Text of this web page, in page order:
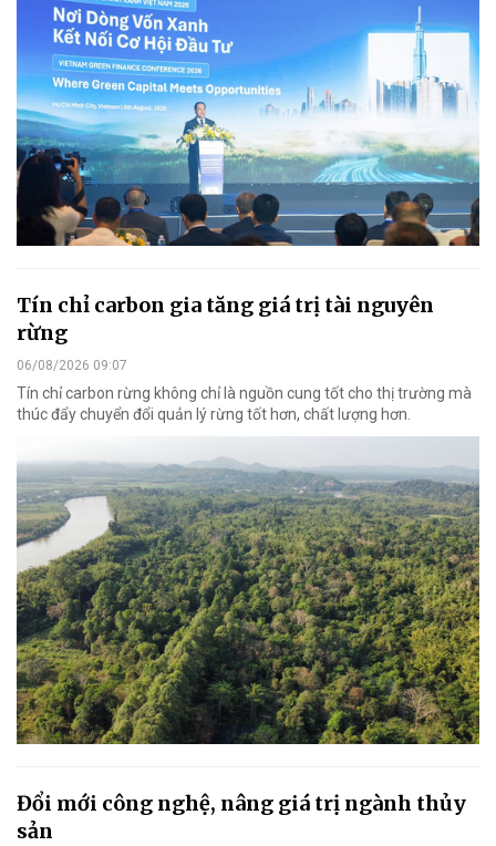
Tín chỉ carbon gia tăng giá trị tài nguyên
rừng
06/08/2026 09:07
Tín chỉ carbon rừng không chỉ là nguồn cung tốt cho thị trường mà
thúc đẩy chuyển đổi quản lý rừng tốt hơn, chất lượng hơn.
Đổi mới công nghệ, nâng giá trị ngành thủy
sản